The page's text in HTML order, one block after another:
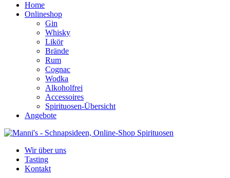
Home
Onlineshop
Gin
Whisky
Likör
Brände
Rum
Cognac
Wodka
Alkoholfrei
Accessoires
Spirituosen-Übersicht
Angebote
Wir über uns
Tasting
Kontakt